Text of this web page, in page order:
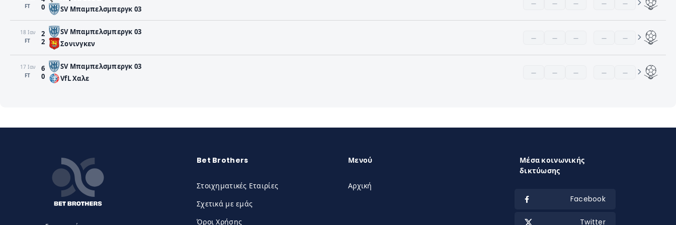
FΤ
0
SV Μπαμπελσμπεργκ 03
— — — — —
18 Ιαν
FΤ
2
2
SV Μπαμπελσμπεργκ 03
Σονινγκεν
— — — — —
17 Ιαν
FΤ
6
0
SV Μπαμπελσμπεργκ 03
VfL Χαλε
— — — — —
Bet Brothers
Στοιχηματικές Εταιρίες
Σχετικά με εμάς
Όροι Χρήσης
Μενού
Αρχική
Μέσα κοινωνικής
δικτύωσης
Facebook
Twitter